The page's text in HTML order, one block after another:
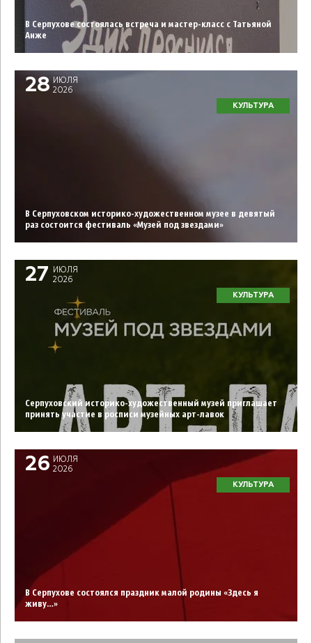
В Серпухове состоялась встреча и мастер-класс с Татьяной
Анже
28 ИЮЛЯ
2026
КУЛЬТУРА
В Серпуховском историко-художественном музее в девятый
раз состоится фестиваль «Музей под звездами»
27
ИЮЛЯ
2026
КУЛЬТУРА
Серпуховский историко-художественный музей приглашает
принять участие в росписи музейных арт-лавок
26
ИЮЛЯ
2026
КУЛЬТУРА
В Серпухове состоялся праздник малой родины «Здесь я
живу…»